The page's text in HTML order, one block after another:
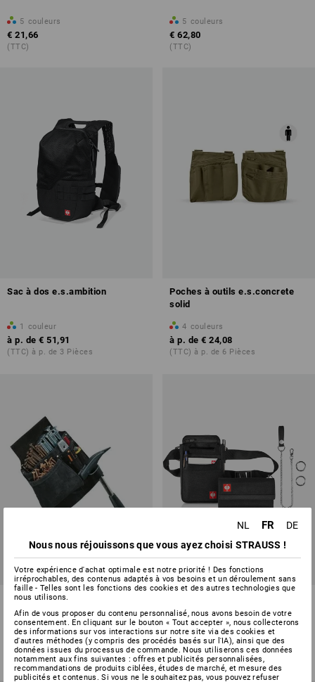
5 couleurs
€ 21,66
(TTC)
5 couleurs
€ 62,80
(TTC)
Sac à dos e.s.ambition
1 couleur
à p. de € 51,91
(TTC) à p. de 3 Pièces
Poches à outils e.s.concrete
solid
4 couleurs
à p. de € 24,08
(TTC) à p. de 6 Pièces
Poche à outils
variante
à p. de € 22,39
(TTC) à p. de 3 Pièces
PRIX DU LOT -14%
+Porte-monnaie base
1 couleur
€ 66,31€ 56,75
(TTC)
NL FR
DE
Nous nous réjouissons que vous ayez choisi STRAUSS !
Votre expérience d'achat optimale est notre priorité ! Des fonctions
irréprochables, des contenus adaptés à vos besoins et un déroulement sans
faille - Telles sont les fonctions des cookies et des autres technologies que
nous utilisons.
Afin de vous proposer du contenu personnalisé, nous avons besoin de votre
consentement. En cliquant sur le bouton « Tout accepter », nous collecterons
des informations sur vos interactions sur notre site via des cookies et
d'autres méthodes (y compris des procédés basés sur l'IA), ainsi que des
données issues du processus de commande. Nous utiliserons ces données
notamment aux fins suivantes : offres et publicités personnalisées,
recommandations de produits ciblées, études de marché, et mesure des
publicités et contenus. Si vous ne le souhaitez pas, vous pouvez refuser